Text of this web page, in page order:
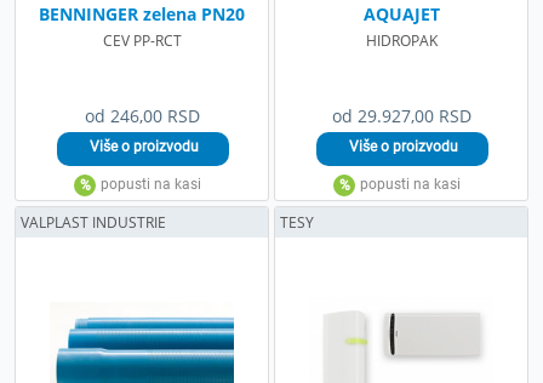
od 246,00 RSD
BENNINGER zelena PN20
CEV PP-RCT
od 29.927,00 RSD
AQUAJET
HIDROPAK
VALPLAST INDUSTRIE TESY